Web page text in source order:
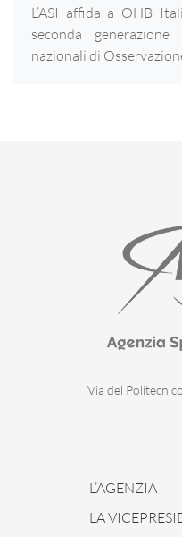
L’ASI affida a OHB
seconda
nazionali di
Via del
L’AGENZIA
LA